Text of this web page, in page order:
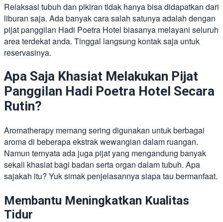
Relaksasi tubuh dan pikiran tidak hanya bisa didapatkan dari
liburan saja. Ada banyak cara salah satunya adalah dengan
pijat panggilan Hadi Poetra Hotel biasanya melayani seluruh
area terdekat anda. Tinggal langsung kontak saja untuk
reservasinya.
Apa Saja Khasiat Melakukan Pijat
Panggilan Hadi Poetra Hotel Secara
Rutin?
Aromatherapy memang sering digunakan untuk berbagai
aroma di beberapa ekstrak wewangian dalam ruangan.
Namun ternyata ada juga pijat yang mengandung banyak
sekali khasiat bagi badan serta organ dalam tubuh. Apa
sajakah itu? Yuk simak penjelasannya siapa tau bermanfaat.
Membantu Meningkatkan Kualitas
Tidur